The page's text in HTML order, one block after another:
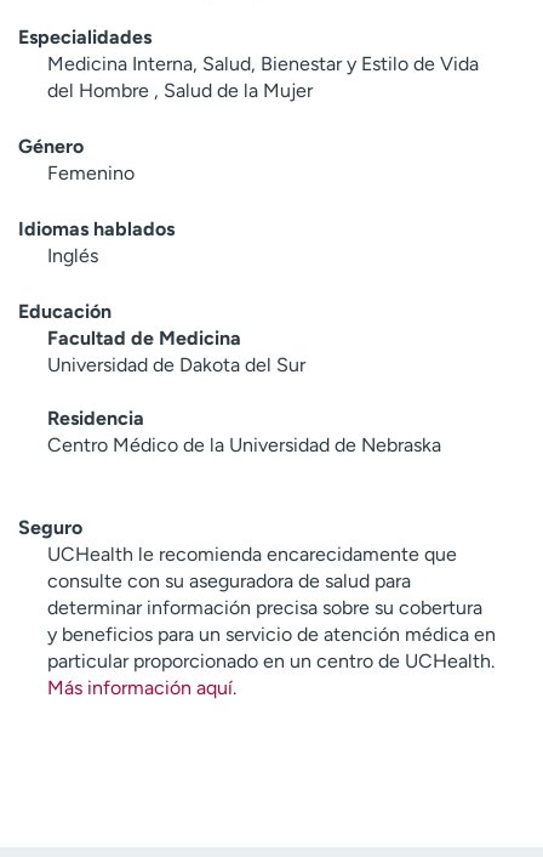
Especialidades
Medicina Interna, Salud, Bienestar y Estilo de Vida
del Hombre , Salud de la Mujer
Género
Femenino
Idiomas hablados
Inglés
Educación
Facultad de Medicina
Universidad de Dakota del Sur
Residencia
Centro Médico de la Universidad de Nebraska
Seguro
UCHealth le recomienda encarecidamente que
consulte con su aseguradora de salud para
determinar información precisa sobre su cobertura
y beneficios para un servicio de atención médica en
particular proporcionado en un centro de UCHealth.
Más información aquí.